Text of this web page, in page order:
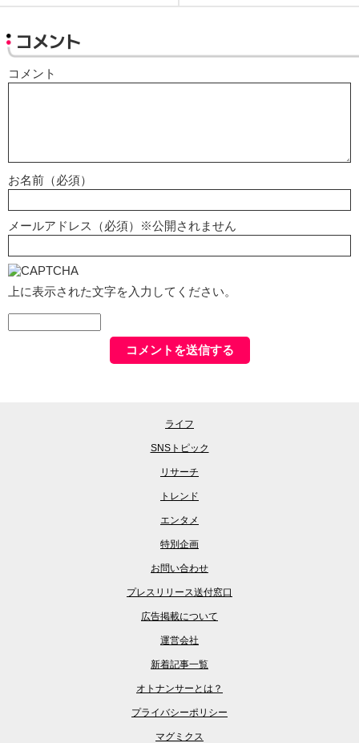
コメント
コメント
お名前（必須）
メールアドレス（必須）※公開されません
上に表示された文字を入力してください。
ライフ
SNSトピック
リサーチ
トレンド
エンタメ
特別企画
お問い合わせ
プレスリリース送付窓口
広告掲載について
運営会社
新着記事一覧
オトナンサーとは？
プライバシーポリシー
マグミクス